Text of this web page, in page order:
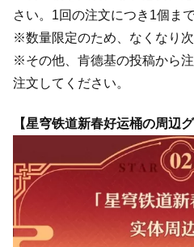
さい。1回の注文につき1個ま
※数量限定のため、なくなり次
※その他、肯德基の投稿から
注文してください。
【星穹铁道新春好运桶の周辺